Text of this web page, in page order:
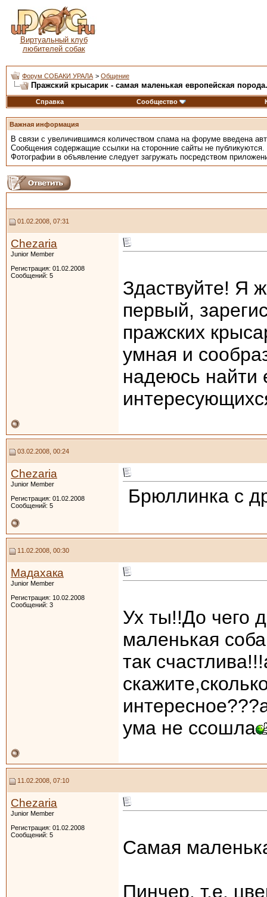
Виртуальный клуб
любителей собак
Форум СОБАКИ УРАЛА > Общение
Пражский крысарик - самая маленькая европейская порода.
Справка Сообщество
Важная информация
В связи с увеличившимся количеством спама на форуме введена
Сообщения содержащие ссылки на сторонние сайты не публикуются.
Фотографии в объявление следует загружать посредством
01.02.2008, 07:31
Chezaria
Junior Member
Регистрация: 01.02.2008
Сообщений: 5
Здаствуйте! Я
первый,
пражских
умная и
надеюсь
03.02.2008, 00:24
Chezaria
Junior Member
Регистрация: 01.02.2008
Сообщений: 5
Брюллинка с
11.02.2008, 00:30
Мадахака
Junior Member
Регистрация: 10.02.2008
Сообщений: 3
Ух ты!!До чего
маленькая
так
ума не ссошла
11.02.2008, 07:10
Chezaria
Junior Member
Регистрация: 01.02.2008
Сообщений: 5
Самая
Пинчер, т.е.